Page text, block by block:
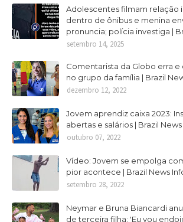
Adolescentes filmam relação
dentro de ônibus e menina
pronuncia; polícia investiga |
setembro 14, 2025
Comentarista da Globo erra e
no grupo da família | Brazil
dezembro 12, 2022
Jovem aprendiz caixa 2023:
abertas e salários | Brazil
outubro 07, 2022
Vídeo: Jovem se empolga
pior acontece | Brazil News
setembro 28, 2022
Neymar e Bruna Biancardi
de terceira filha: 'Eu vou